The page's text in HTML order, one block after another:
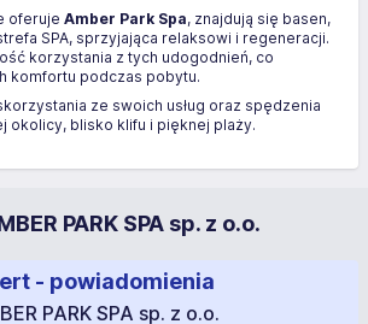
oferuje Amber Park Spa, znajdują się basen,
SPA, sprzyjająca relaksowi i regeneracji.
korzystania z tych udogodnień, co
komfortu podczas pobytu.
ze swoich usług oraz spędzenia
okolicy, blisko klifu i pięknej plaży.
PARK SPA sp. z o.o.
- powiadomienia
PARK SPA sp. z o.o.